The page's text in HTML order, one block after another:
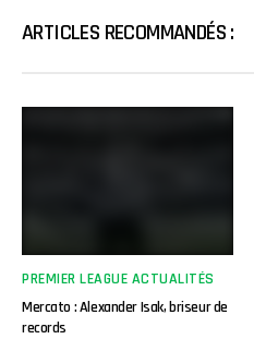
ARTICLES RECOMMANDÉS :
PREMIER LEAGUE ACTUALITÉS
Mercato : Alexander Isak, briseur de
records